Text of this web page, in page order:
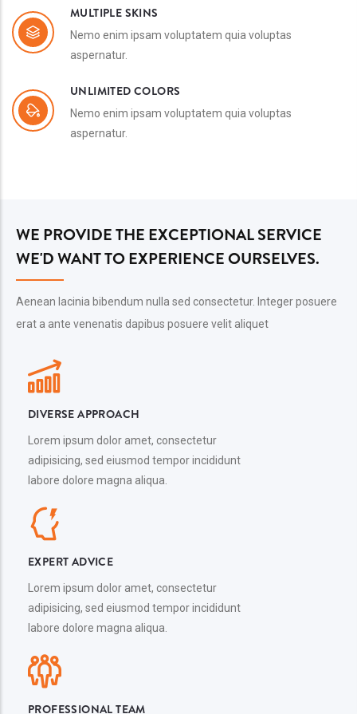
MULTIPLE SKINS
Nemo enim ipsam voluptatem quia voluptas
aspernatur.
UNLIMITED COLORS
Nemo enim ipsam voluptatem quia voluptas
aspernatur.
WE PROVIDE THE EXCEPTIONAL SERVICE
WE'D WANT TO EXPERIENCE OURSELVES.
Aenean lacinia bibendum nulla sed consectetur. Integer posuere
erat a ante venenatis dapibus posuere velit aliquet
DIVERSE APPROACH
Lorem ipsum dolor amet, consectetur
adipisicing, sed eiusmod tempor incididunt
labore dolore magna aliqua.
EXPERT ADVICE
Lorem ipsum dolor amet, consectetur
adipisicing, sed eiusmod tempor incididunt
labore dolore magna aliqua.
PROFESSIONAL TEAM